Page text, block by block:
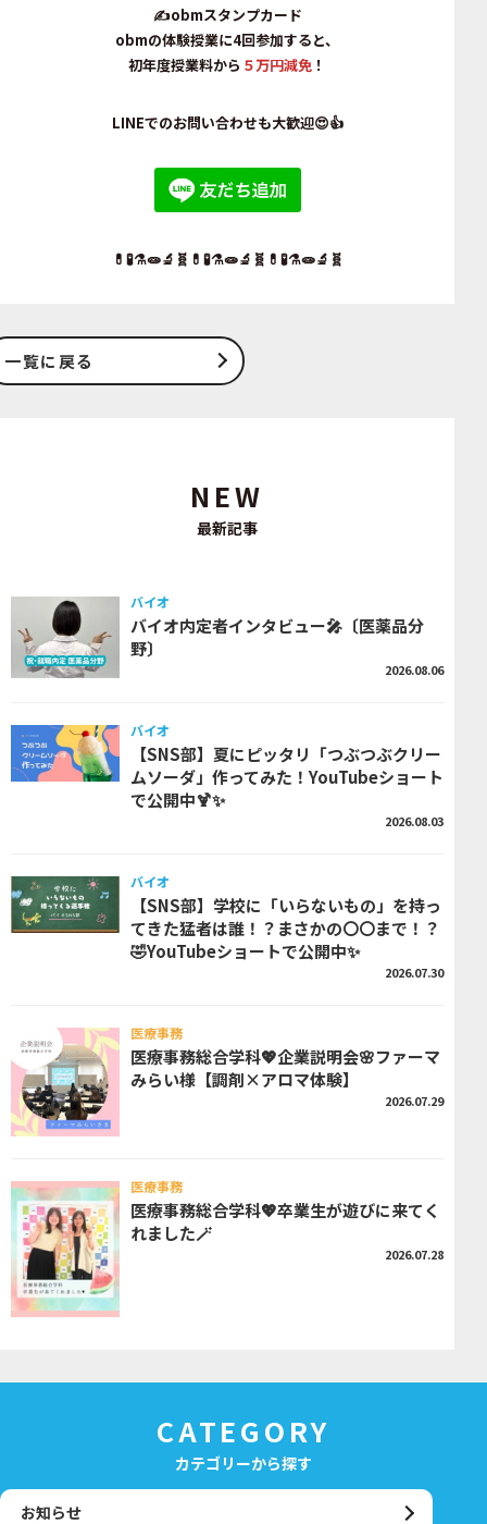
NEW
最新記事
バイオ
バイオ内定者インタビュー🎤〔医薬品分
野〕
2026.08.06
バイオ
【SNS部】夏にピッタリ「つぶつぶクリー
ムソーダ」作ってみた！YouTubeショート
で公開中🍹✨
2026.08.03
バイオ
【SNS部】学校に「いらないもの」を持っ
てきた猛者は誰！？まさかの〇〇まで！？
🤣YouTubeショートで公開中✨
2026.07.30
医療事務
医療事務総合学科💖企業説明会🌸ファーマ
みらい様【調剤×アロマ体験】
2026.07.29
医療事務
医療事務総合学科💖卒業生が遊びに来てく
れました🪄
2026.07.28
✍obmスタンプカード
obmの体験授業に4回参加すると、
初年度授業料から ５万円減免 ！
LINEでのお問い合わせも大歓迎😍👍
💊🧪⚗️🧫🔬🧬💊🧪⚗️🧫🔬🧬💊🧪⚗️🧫🔬🧬
一覧に戻る
CATEGORY
カテゴリーから探す
お知らせ